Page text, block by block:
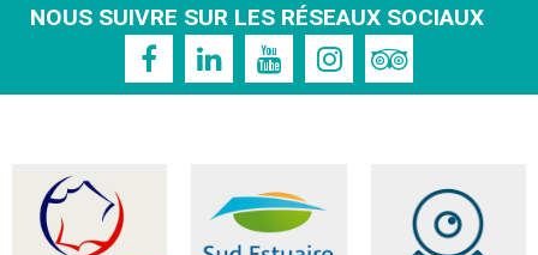
NOUS SUIVRE SUR LES RÉSEAUX SOCIAUX